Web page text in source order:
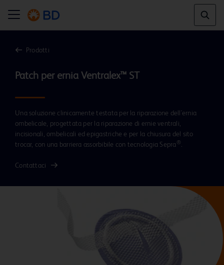
Prodotti
Una soluzione clinicamente testata per la riparazione dell'ernia
ombelicale, progettata per la riparazione di ernie ventrali,
incisionali, ombelicali ed epigastriche e per la chiusura del sito
trocar, con una barriera assorbibile con tecnologia Sepra ® .
Contattaci